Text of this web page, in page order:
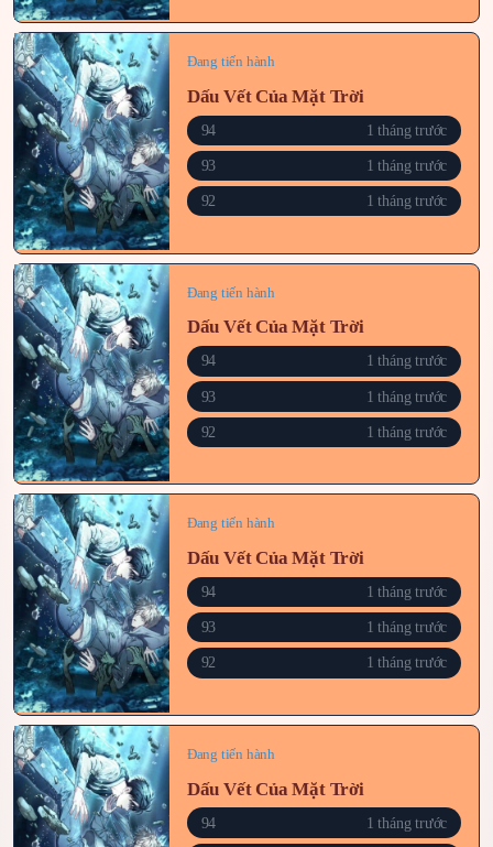
Đang tiến hành
Dấu Vết Của Mặt Trời
94 1 tháng trước
93 1 tháng trước
92 1 tháng trước
Đang tiến hành
Dấu Vết Của Mặt Trời
94 1 tháng trước
93 1 tháng trước
92 1 tháng trước
Đang tiến hành
Dấu Vết Của Mặt Trời
94 1 tháng trước
93 1 tháng trước
92 1 tháng trước
Đang tiến hành
Dấu Vết Của Mặt Trời
94 1 tháng trước